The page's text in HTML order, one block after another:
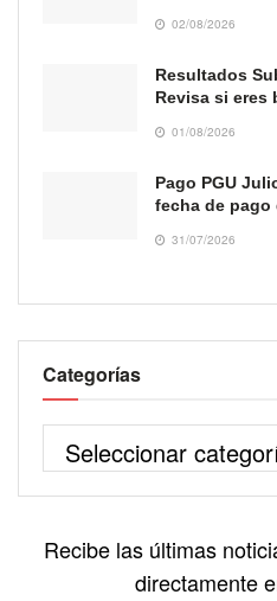
02/08/2026
Resultados
Revisa si eres
01/08/2026
Pago PGU
fecha de pago
31/07/2026
Categorías
Recibe las últimas
directamente